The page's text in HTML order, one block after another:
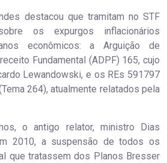
destacou que tramitam no STF
os expurgos inflacionários
econômicos: a Arguição de
Fundamental (ADPF) 165, cujo
Lewandowski, e os REs 591797
264), atualmente relatados pela
o antigo relator, ministro Dias
2010, a suspensão de todos os
que tratassem dos Planos Bresser